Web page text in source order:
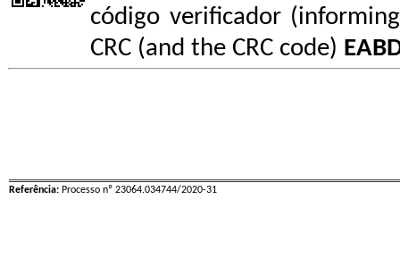
código verificador
CRC (and the CRC code)
Referência: Processo nº 23064.034744/2020-31